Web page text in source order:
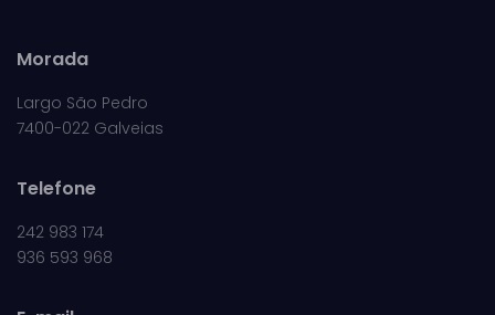
Morada
Largo São Pedro
7400-022 Galveias
Telefone
242 983 174
936 593 968